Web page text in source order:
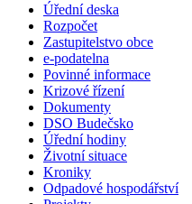
Úřední deska
Rozpočet
Zastupitelstvo obce
e-podatelna
Povinné informace
Krizové řízení
Dokumenty
DSO Budečsko
Úřední hodiny
Životní situace
Kroniky
Odpadové hospodářství